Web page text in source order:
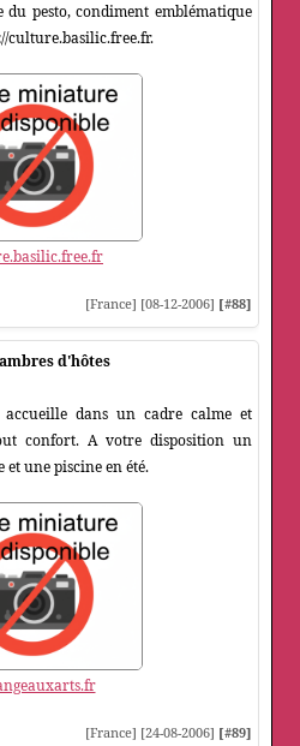
du pesto, condiment emblématique
culture.basilic.free.fr.
[France] [08-12-2006] [#88]
d'hôtes
dans un cadre calme et
confort. A votre disposition un
une piscine en été.
[France] [24-08-2006] [#89]